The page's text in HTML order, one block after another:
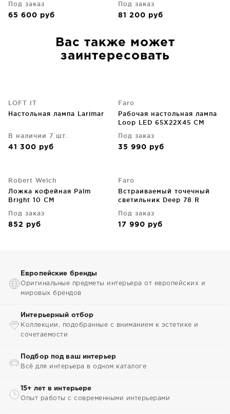
Под заказ
65 600 руб
Под заказ
81 200 руб
Вас также может
заинтересовать
LOFT IT
Настольная лампа Larimar
В наличии 7 шт.
41 300 руб
Faro
Рабочая настольная лампа
Loop LED 65X22X45 CM
Под заказ
35 990 руб
Robert Welch
Ложка кофейная Palm
Bright 10 CM
Под заказ
852 руб
Faro
Встраиваемый точечный
светильник Deep 78 R
Под заказ
17 990 руб
Европейские бренды
Оригинальные предметы интерьера от европейских и
мировых брендов
Интерьерный отбор
Коллекции, подобранные с вниманием к эстетике и
сочетаемости
Подбор под ваш интерьер
Всё для интерьера в одном каталоге
15+ лет в интерьере
Опыт работы с современными интерьерами